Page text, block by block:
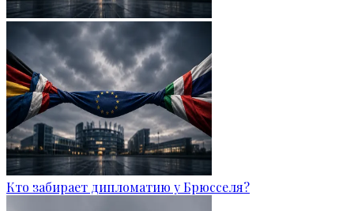
Кто забирает дипломатию у Брюсселя?